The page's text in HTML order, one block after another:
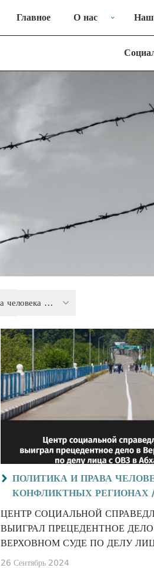
Главное О нас
Политика и права человека в конфликтных регионах
ПОЛИТИКА И ПРАВА
КОНФЛИКТНЫХ РЕГИОНАХ /
ЦЕНТР СОЦИАЛЬНОЙ
ВЫИГРАЛ ПРЕЦЕДЕНТНОЕ
ВЕРХОВНОМ СУДЕ ПО ДЕЛУ
ОГРАНИЧЕННЫМИ
26 Сентябрь 2024